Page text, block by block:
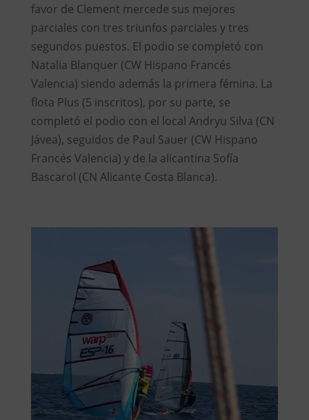
favor de Clement mercede sus mejores
parciales con tres triunfos parciales y tres
segundos puestos. El podio se completó con
Natalia Blanquer (CW Hispano Francés
Valencia) siendo además la primera fémina. La
flota Plus (5 inscritos), por su parte, se
completó el podio con el local Andryu Silva (CN
Jávea), seguidos de Paul Sauer (CW Hispano
Francés Valencia) y de la alicantina Sofía
Bascarol (CN Alicante Costa Blanca).